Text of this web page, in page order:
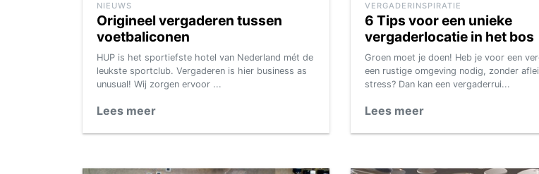
NIEUWS
Origineel vergaderen tussen
voetbaliconen
HUP is het sportiefste hotel van Nederland mét de
leukste sportclub. Vergaderen is hier business as
unusual! Wij zorgen ervoor ...
Lees meer
VERGADERINSPIRATIE
6 Tips voor een unieke
vergaderlocatie in het bos
Groen moet je doen! Heb je voor een
een rustige omgeving nodig, zonder
stress? Dan kan een vergaderrui...
Lees meer